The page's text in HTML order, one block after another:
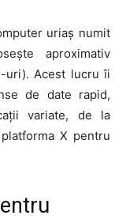
uriaș numit
aproximativ
uri). Acest lucru îi
de date rapid,
variate, de la
X pentru